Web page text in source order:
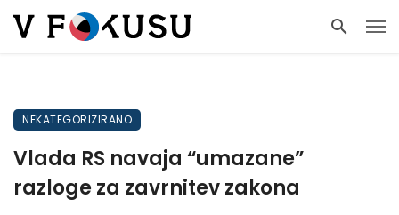
NEKATEGORIZIRANO
Vlada RS navaja “umazane”
razloge za zavrnitev zakona